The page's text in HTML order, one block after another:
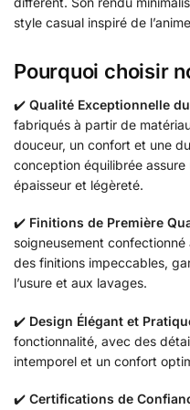
style casual inspiré de
Pourquoi choisir
✔️ Qualité Exceptionnelle
fabriqués à partir de
douceur, un confort et une
conception équilibrée
épaisseur et légèreté.
✔️ Finitions de Première
soigneusement
des finitions impeccables,
l’usure et aux lavages.
✔️ Design Élégant et
fonctionnalité, avec des
intemporel et un confort
✔️ Certifications de